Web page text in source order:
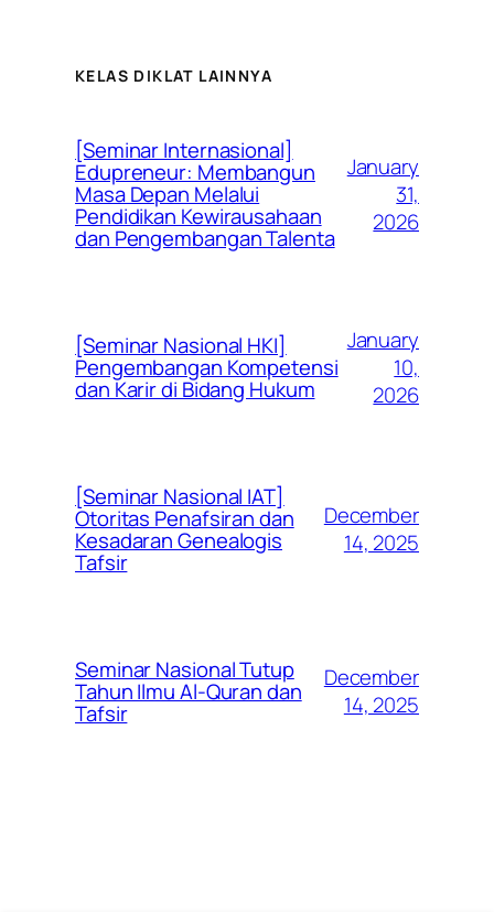
KELAS DIKLAT LAINNYA
[Seminar Internasional]
Edupreneur: Membangun
Masa Depan Melalui
Pendidikan Kewirausahaan
dan Pengembangan Talenta
January
31,
2026
[Seminar Nasional HKI]
Pengembangan Kompetensi
dan Karir di Bidang Hukum
January
10,
2026
[Seminar Nasional IAT]
Otoritas Penafsiran dan
Kesadaran Genealogis
Tafsir
December
14, 2025
Seminar Nasional Tutup
Tahun Ilmu Al-Quran dan
Tafsir
December
14, 2025